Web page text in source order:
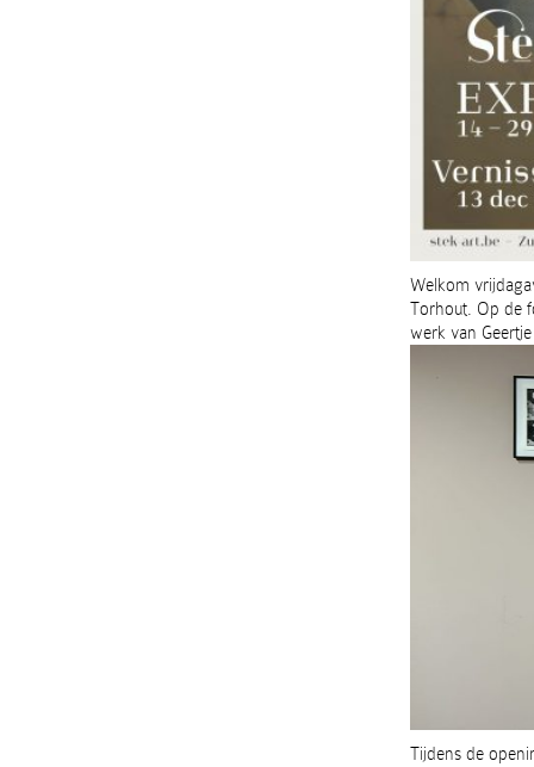
Welkom
Torhout. Op de
werk van
Tijdens de